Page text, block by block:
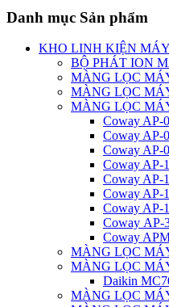
Danh mục Sản phẩm
KHO LINH KIỆN
BỘ PHÁT ION
MÀNG LỌC
MÀNG LỌC
MÀNG LỌC
Coway AP-
Coway AP-
Coway AP-
Coway AP-
Coway AP-
Coway AP-
Coway AP-
Coway AP-
Coway
MÀNG LỌC
MÀNG LỌC
Daikin
MÀNG LỌC